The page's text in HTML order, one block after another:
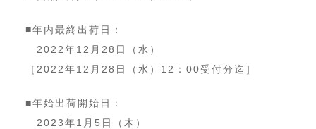
■年内最終出荷日：
2022年12月28日（水）
［2022年12月28日（水）12：00受付分迄］
■年始出荷開始日：
2023年1月5日（木）